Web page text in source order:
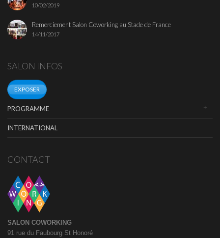
10/02/2019
Remerciement Salon Coworking au Stade de France
14/11/2017
SALON INFOS
EXPOSER
PROGRAMME
INTERNATIONAL
CONTACT
SALON COWORKING
91 rue du Faubourg St Honoré